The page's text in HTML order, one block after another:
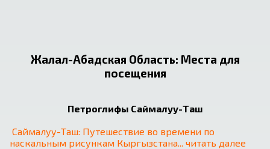
Жалал-Абадская Область: Места для
посещения
Петроглифы Саймалуу-Таш
Саймалуу-Таш: Путешествие во времени по
наскальным рисункам Кыргызстана... читать далее